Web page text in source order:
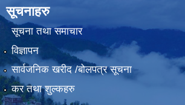
सूचनाहरु
सूचना तथा समाचार
विज्ञापन
सार्वजनिक खरीद /बोलपत्र सूचना
कर तथा शुल्कहरु